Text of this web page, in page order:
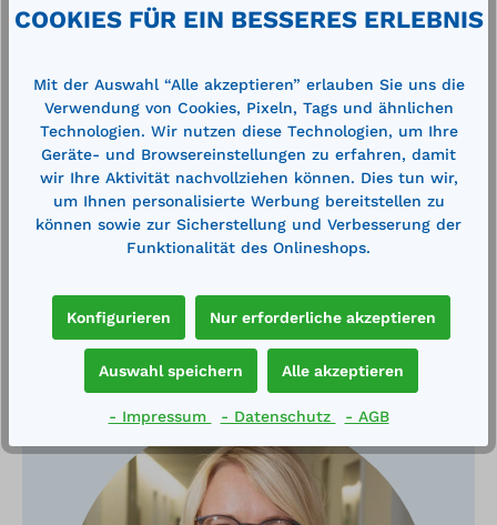
Beschreibung
Gewicht: 18 kgindividuell zusammenstellbares,
extrem robustes Schutzgeländer aus Prof…Mehr
Technische Daten
Haben Sie Fragen?
COOKIES FÜR EIN BESSERES ERLEBNIS
Mit der Auswahl “Alle akzeptieren” erlauben Sie uns die
Verwendung von Cookies, Pixeln, Tags und ähnlichen
Technologien. Wir nutzen diese Technologien, um Ihre
Geräte- und Browsereinstellungen zu erfahren, damit
wir Ihre Aktivität nachvollziehen können. Dies tun wir,
um Ihnen personalisierte Werbung bereitstellen zu
können sowie zur Sicherstellung und Verbesserung der
Funktionalität des Onlineshops.
Konfigurieren Nur erforderliche akzeptieren
Auswahl speichern Alle akzeptieren
- Impressum - Datenschutz - AGB